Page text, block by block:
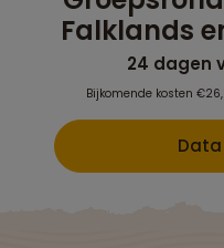
Falklands
24 dagen
Bijkomende kosten
Data